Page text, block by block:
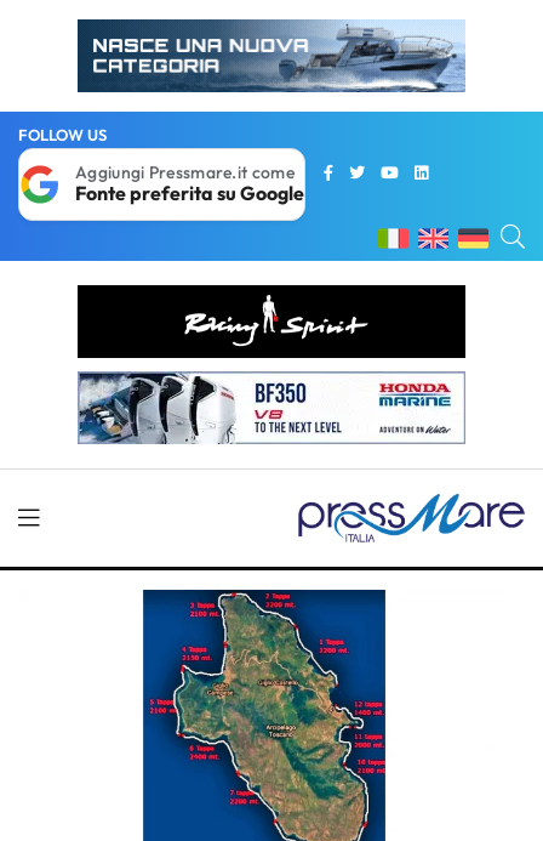
FOLLOW US
Aggiungi Pressmare.it come
Fonte preferita su Google